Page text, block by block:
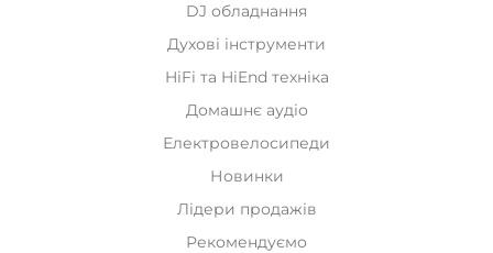
DJ обладнання
Духові інструменти
HiFi та HiEnd техніка
Домашнє аудіо
Електровелосипеди
Новинки
Лідери продажів
Рекомендуємо